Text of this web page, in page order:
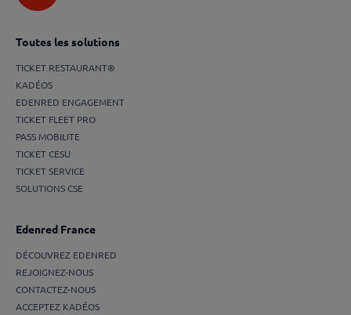
Toutes les solutions
TICKET RESTAURANT®
KADÉOS
EDENRED ENGAGEMENT
TICKET FLEET PRO
PASS MOBILITE
TICKET CESU
TICKET SERVICE
SOLUTIONS CSE
Edenred France
DÉCOUVREZ EDENRED
REJOIGNEZ-NOUS
CONTACTEZ-NOUS
ACCEPTEZ KADÉOS